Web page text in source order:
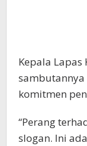
Kepala Lapas
komitmen
“Perang
slogan. Ini